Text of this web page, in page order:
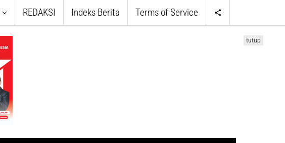
REDAKSI Indeks Berita Terms of Service
tutup